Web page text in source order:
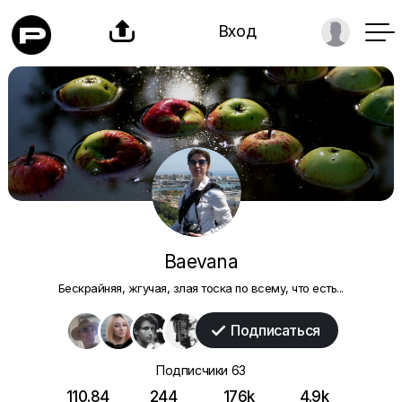
 Вход
Baevana
Бескрайняя, жгучая, злая тоска по всему, что есть...
 Подписаться
Подписчики 63
110.84 244 176k 4.9k